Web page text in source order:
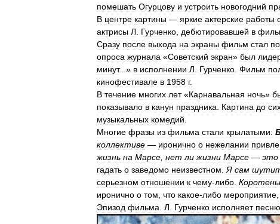
помешать Огурцову и устроить новогодний
В центре картины — яркие актерские работы
актрисы Л Гурченко дебютировавшей в
Сразу после выхода на экраны фильм стал
опроса журнала «Советский экран» был
минут...» в исполнении Л Гурченко Фильм
кинофестивале в 1958 г.
В течение многих лет«Карнавальная ночь»
показывало в канун праздника Картина до
музыкальных комедий
Многие фразы из фильма стали крылатыми:
коллективе — иронично о нежелании
жизнь на Марсе нет ли жизни Марсе — это
гадать о заведомо неизвестном Я сам
серьезном отношении к чему-либо
иронично о том что какое-либо мероприятие
Эпизод фильма Л Гурченко исполняет песню